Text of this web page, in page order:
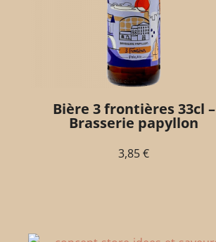
Bière 3 frontières 33cl –
Brasserie papyllon
3,85€